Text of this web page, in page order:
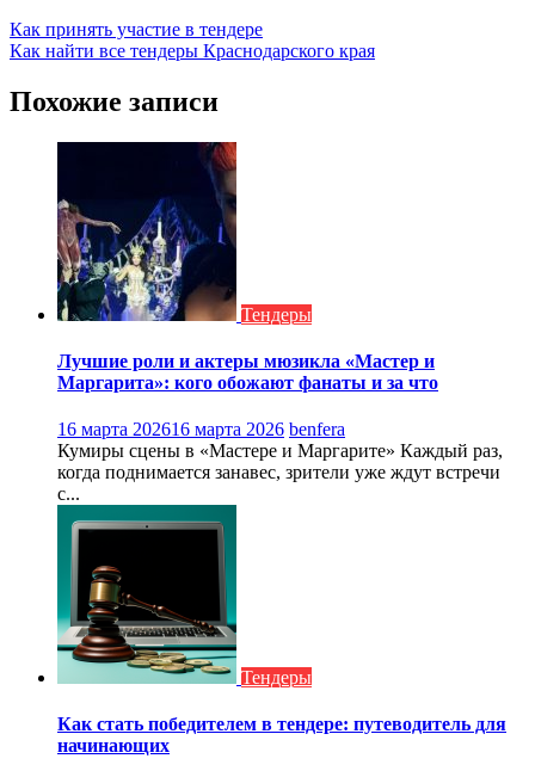
Навигация
по
записям
Как принять участие в тендере
Как найти все тендеры Краснодарского края
Похожие записи
Тендеры
Лучшие роли и актеры мюзикла «Мастер и
Маргарита»: кого обожают фанаты и за что
16 марта 202616 марта 2026 benfera
Кумиры сцены в «Мастере и Маргарите» Каждый раз,
когда поднимается занавес, зрители уже ждут встречи
с...
Тендеры
Как стать победителем в тендере: путеводитель для
начинающих